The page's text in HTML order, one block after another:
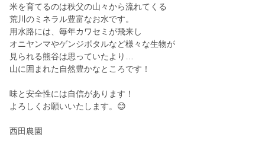
米を育てるのは秩父の山々から流れてくる
荒川のミネラル豊富なお水です。
用水路には、毎年カワセミが飛来し
オニヤンマやゲンジボタルなど様々な生物が
見られる熊谷は思っていたより…
山に囲まれた自然豊かなところです！
味と安全性には自信があります！
よろしくお願いいたします。😊
西田農園